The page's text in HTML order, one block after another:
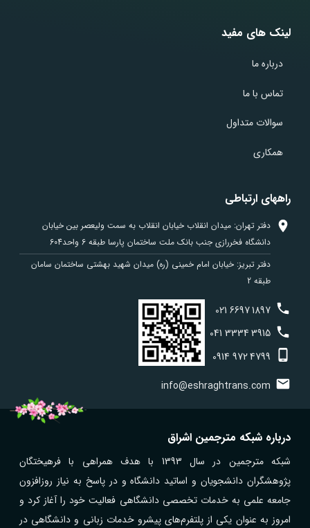
لینک های مفید
درباره ما
تماس با ما
سوالات متداول
همکاری
راههای ارتباطی
دفتر تهران: میدان انقلاب خیابان انقلاب به سمت ولیعصر بین خیابان
دانشگاه فخررازی جنب بانک ملت ساختمان پارسا طبقه 6 واحد604
دفتر تبریز: خیابان امام خمینی (ره) میدان شهید بهشتی ساختمان سامان
طبقه 2
021 66971897
041 33343915
0914 9724799
info@eshraghtrans.com
درباره شبکه مترجمین اشراق
شبکه مترجمین در سال 1393 با هدف همراهی با فرهیختگان
پژوهشگران دانشجویان و اساتید دانشگاه و در پاسخ به نیاز روزافزون
جامعه علمی به خدمات تخصصی دانشگاهی فعالیت خود را آغاز کرد و
امروز به عنوان یکی از پلتفرم‌های پیشرو خدمات زبانی و دانشگاهی در